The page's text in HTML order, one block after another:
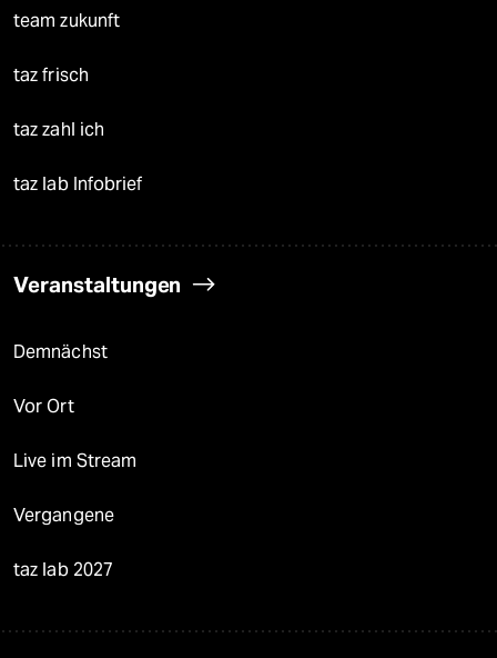
team zukunft
taz frisch
taz zahl ich
taz lab Infobrief
Veranstaltungen
Demnächst
Vor Ort
Live im Stream
Vergangene
taz lab 2027